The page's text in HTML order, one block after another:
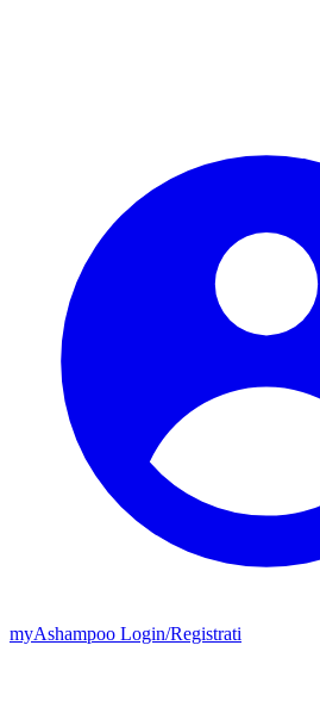
myAshampoo Login/Registrati